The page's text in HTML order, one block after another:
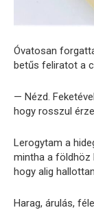
Óvatosan
betűs feliratot a
— Nézd.
hogy rosszul
Lerogytam a
mintha a földhöz
hogy alig
Harag, árulás,